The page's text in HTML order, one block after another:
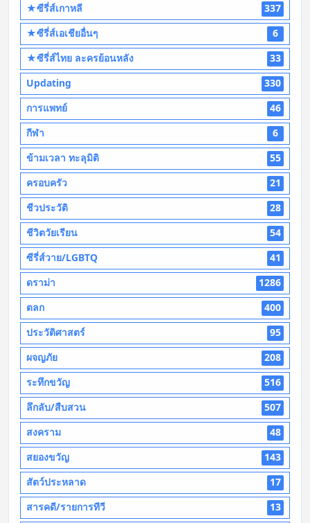
★ซีรี่ส์เกาหลี
337
★ซีรี่ส์เอเชียอื่นๆ
6
★ซีรี่ส์ไทย ละครย้อนหลัง
33
Updating
330
การแพทย์
46
กีฬา
6
ข้ามเวลา ทะลุมิติ
55
ครอบครัว
21
ชีวประวัติ
28
ชีวิตวัยเรียน
54
ซีรี่ส์วาย/LGBTQ
41
ดราม่า
1286
ตลก
400
ประวัติศาสตร์
95
ผจญภัย
208
ระทึกขวัญ
516
ลึกลับ/สืบสวน
507
สงคราม
48
สยองขวัญ
143
สัตว์ประหลาด
17
สารคดี/รายการทีวี
13